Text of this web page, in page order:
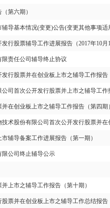
第六期）
导基本情况(变更)公告(变更其他事项适
行股票辅导工作进展报告（2017年10月1
责任公司辅导终止协议
行股票并在创业板上市之辅导工作报告
司首次公开发行股票并上市之辅导工作
在创业板上市之辅导工作报告（第四期）
术股份有限公司首次公开发行股票并
辅导备案工作进展报告（第一期）
公司终止辅导公示
上市之辅导工作报告（第十期）
票并在创业板上市之辅导工作总结报告